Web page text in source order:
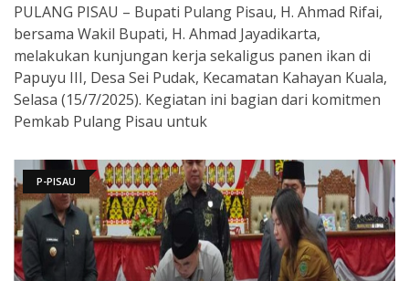
PULANG PISAU – Bupati Pulang Pisau, H. Ahmad Rifai,
bersama Wakil Bupati, H. Ahmad Jayadikarta,
melakukan kunjungan kerja sekaligus panen ikan di
Papuyu III, Desa Sei Pudak, Kecamatan Kahayan Kuala,
Selasa (15/7/2025). Kegiatan ini bagian dari komitmen
Pemkab Pulang Pisau untuk
P-PISAU